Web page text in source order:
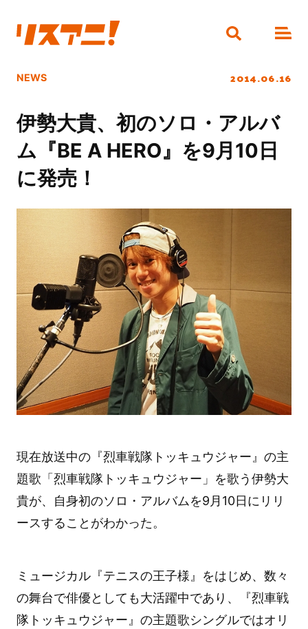
NEWS 2014.06.16
伊勢大貴、初のソロ・アルバ
ム『BE A HERO』を9月10日
に発売！
現在放送中の『烈車戦隊トッキュウジャー』の主
題歌「烈車戦隊トッキュウジャー」を歌う伊勢大
貴が、自身初のソロ・アルバムを9月10日にリリ
ースすることがわかった。
ミュージカル『テニスの王子様』をはじめ、数々
の舞台で俳優としても大活躍中であり、『烈車戦
隊トッキュウジャー』の主題歌シングルではオリ